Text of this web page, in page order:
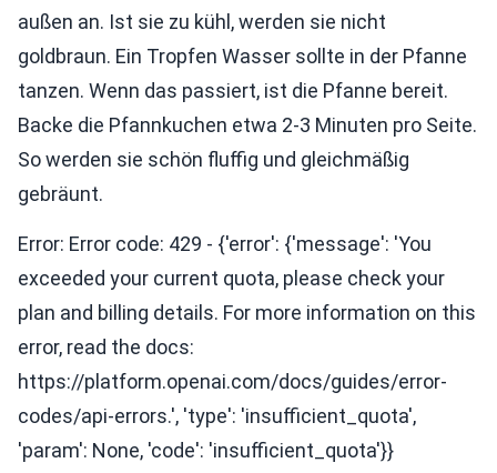
außen an. Ist sie zu kühl, werden sie nicht
goldbraun. Ein Tropfen Wasser sollte in der Pfanne
tanzen. Wenn das passiert, ist die Pfanne bereit.
Backe die Pfannkuchen etwa 2-3 Minuten pro Seite.
So werden sie schön fluffig und gleichmäßig
gebräunt.
Error: Error code: 429 - {'error': {'message': 'You
exceeded your current quota, please check your
plan and billing details. For more information on this
error, read the docs:
https://platform.openai.com/docs/guides/error-
codes/api-errors.', 'type': 'insufficient_quota',
'param': None, 'code': 'insufficient_quota'}}